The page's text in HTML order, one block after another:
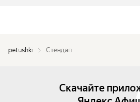
petushki Стендап
Скачайте